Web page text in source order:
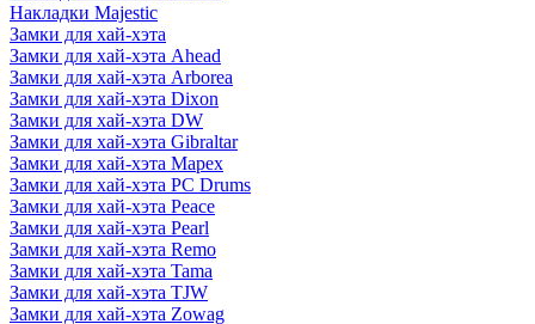
Накладки Majestic
Замки для хай-хэта
Замки для хай-хэта Ahead
Замки для хай-хэта Arborea
Замки для хай-хэта Dixon
Замки для хай-хэта DW
Замки для хай-хэта Gibraltar
Замки для хай-хэта Mapex
Замки для хай-хэта PC Drums
Замки для хай-хэта Peace
Замки для хай-хэта Pearl
Замки для хай-хэта Remo
Замки для хай-хэта Tama
Замки для хай-хэта TJW
Замки для хай-хэта Zowag